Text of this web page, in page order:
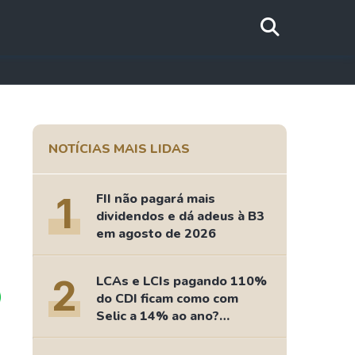
NOTÍCIAS MAIS LIDAS
1
FII não pagará mais
dividendos e dá adeus à B3
em agosto de 2026
2
LCAs e LCIs pagando 110%
do CDI ficam como com
Selic a 14% ao ano?
Fizemos as contas